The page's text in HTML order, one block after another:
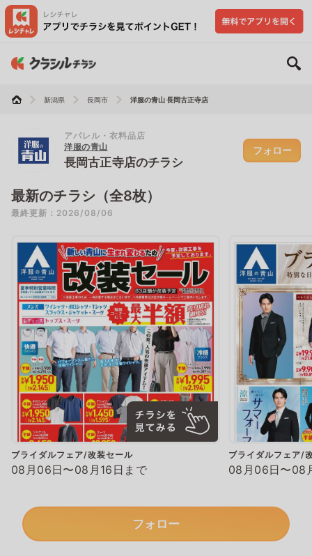
新潟県 長岡市 洋服の青山 長岡古正寺店
アパレル・衣料品店
洋服の青山
長岡古正寺店のチラシ
フォロー
最新のチラシ（全8枚）
最終更新：2026/08/06
ブライダルフェア/改装セール
08月06日〜08月16日まで
ブライダルフェア/
08月06日〜08
フォロー